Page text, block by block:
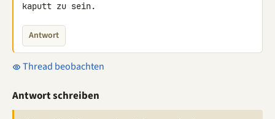
kaputt zu sein.
Antwort
Thread beobachten
Antwort schreiben